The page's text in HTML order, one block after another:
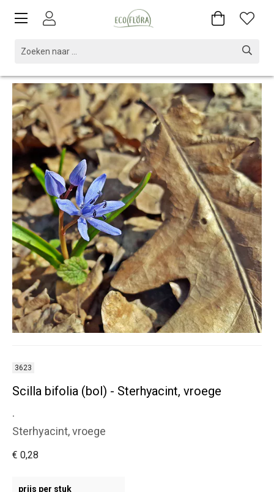
3623
Scilla bifolia (bol) - Sterhyacint, vroege
.
Sterhyacint, vroege
€ 0,28
prijs per stuk